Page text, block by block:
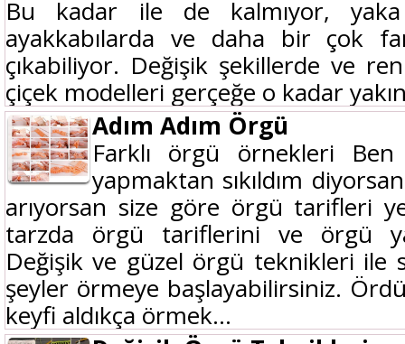
Bu kadar ile de kalmıyor, yaka
ayakkabılarda ve daha bir çok
çıkabiliyor. Değişik şekillerde ve
çiçek modelleri gerçeğe o kadar
Adım Adım Örgü
Farklı örgü örnekleri
yapmaktan sıkıldım
arıyorsan size göre örgü tarifleri
tarzda örgü tariflerini ve örgü
Değişik ve güzel örgü teknikleri ile
şeyler örmeye başlayabilirsiniz.
keyfi aldıkça örmek...